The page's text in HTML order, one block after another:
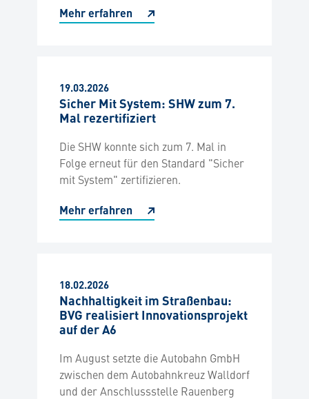
Mehr erfahren
19.03.2026
Sicher Mit System: SHW zum 7.
Mal rezertifiziert
Die SHW konnte sich zum 7. Mal in
Folge erneut für den Standard "Sicher
mit System" zertifizieren.
Mehr erfahren
18.02.2026
Nachhaltigkeit im Straßenbau:
BVG realisiert Innovationsprojekt
auf der A6
Im August setzte die Autobahn GmbH
zwischen dem Autobahnkreuz Walldorf
und der Anschlussstelle Rauenberg